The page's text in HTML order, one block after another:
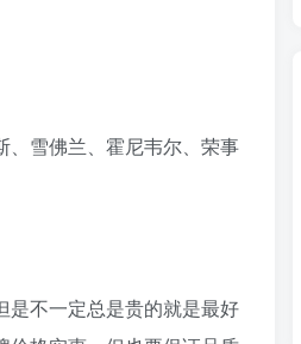
、雪佛兰、霍尼韦尔、荣事
是不一定总是贵的就是最好